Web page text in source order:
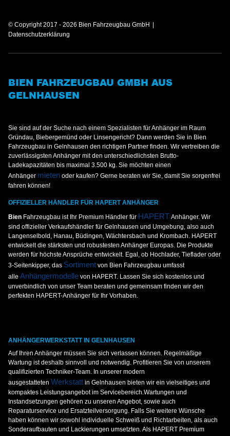
© Copyright 2017 - 2026 Bien Fahrzeugbau GmbH
Datenschutzerklärung
BIEN FAHRZEUGBAU GMBH AUS
GELNHAUSEN
Sie sind auf der Suche nach einem Spezialisten für Anhänger im Raum
Gründau, Biebergemünd oder Linsengericht? Dann werden Sie in Bien
Fahrzeugbau in Gelnhausen den richtigen Partner finden. Wir vertreiben die
zuverlässigsten Anhänger mit den unterschiedlichsten Brutto-
Ladekapazitäten bis maximal 3.500 kg. Sie möchten einen
Anhänger mieten oder kaufen? Gerne beraten wir Sie, damit Sie sorgenfrei
fahren können!
OFFIZIELLER HÄNDLER FÜR HAPERT ANHÄNGER
Bien Fahrzeugbau ist Ihr Premium Händler für HAPERT Anhänger. Wir
sind offizieller Verkaufshändler für Gelnhausen und Umgebung, also auch
Langenselbold, Hanau, Büdingen, Wächtersbach und Krombach. HAPERT
entwickelt die stärksten und robustesten Anhänger Europas. Die Produkte
werden für höchste Ansprüche entwickelt. Egal, ob Hochlader, Tieflader oder
3-Seitenkipper, das Sortiment von Bien Fahrzeugbau umfasst
alle Anhängermodelle von HAPERT. Lassen Sie sich kostenlos und
unverbindlich von unser Team beraten und gemeinsam finden wir den
perfekten HAPERT-Anhänger für Ihr Vorhaben.
ANHÄNGERWERKSTATT IN GELNHAUSEN
Auf Ihren Anhänger müssen Sie sich verlassen können. Regelmäßige
Wartung ist deshalb sinnvoll und notwendig. Profitieren Sie von unserem
qualifizierten Techniker-Team. In unserer modern
ausgestatteten Werkstatt in Gelnhausen bieten wir ein vielseitiges und
kompaktes Leistungsangebot im Servicebereich.Wartungen und
Instandsetzungen gehören zu unseren Angebot, sowie auch
Reparaturservice und Ersatzteilversorgung. Falls Sie weitere Wünsche
haben können wir sowohl individuelle Schweiß und Richtarbeiten, als auch
Sonderaufbauten und Lackierungen umsetzten. Als HAPERT Premium